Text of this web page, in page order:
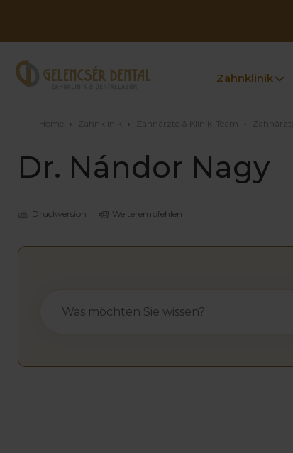
Zahnklinik
Home › Zahnklinik › Zahnärzte & Klinik-Team › Zahnärzte
Dr. Nándor Nagy
Druckversion Weiterempfehlen